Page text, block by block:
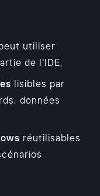
utiliser
de l'IDE,
lisibles par
données
réutilisables